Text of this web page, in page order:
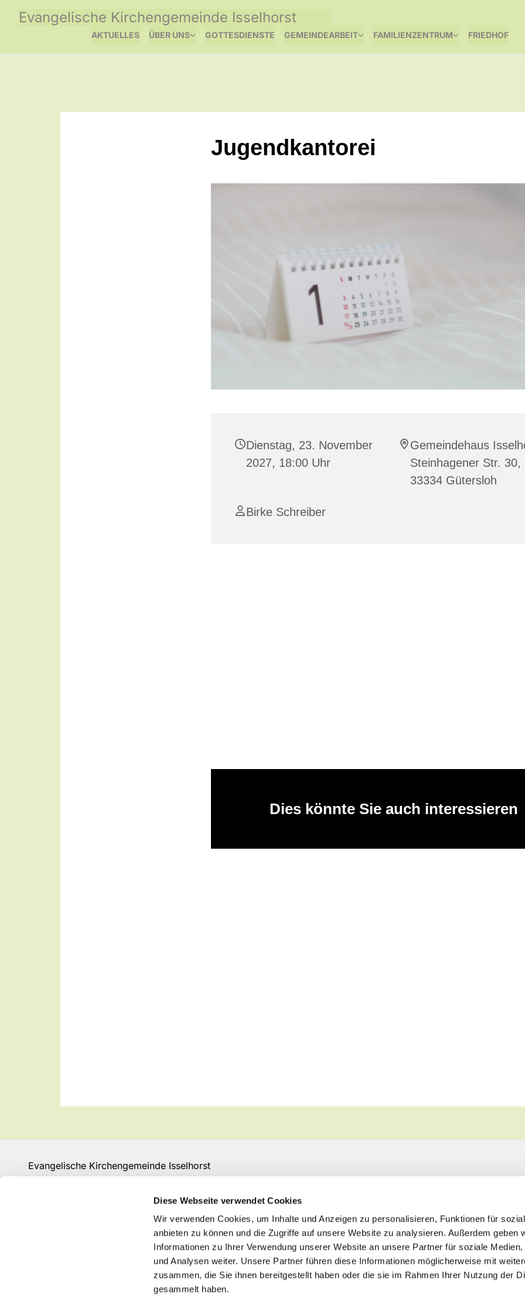
Diese Webseite verwendet Cookies
Wir verwenden Cookies, um Inhalte und Anzeigen zu personalisieren, Funktionen für
anbieten zu können und die Zugriffe auf unsere Website zu analysieren. Außerdem geben
Informationen zu Ihrer Verwendung unserer Website an unsere Partner für soziale Medien,
und Analysen weiter. Unsere Partner führen diese Informationen möglicherweise mit
zusammen, die Sie ihnen bereitgestellt haben oder die sie im Rahmen Ihrer Nutzung der
gesammelt haben.
Evangelische Kirchengemeinde Isselhorst
AKTUELLES ÜBER UNS GOTTESDIENSTE GEMEINDEARBEIT FAMILIENZENTRUM FRIEDHOF
Jugendkantorei
Dienstag, 23. November
2027, 18:00 Uhr
Gemeindehaus
Steinhagener Str. 30,
33334 Gütersloh
Birke Schreiber
Dies könnte Sie auch interessieren
Evangelische Kirchengemeinde Isselhorst
GT-KG-Isselhorst@kk-ekvw.de